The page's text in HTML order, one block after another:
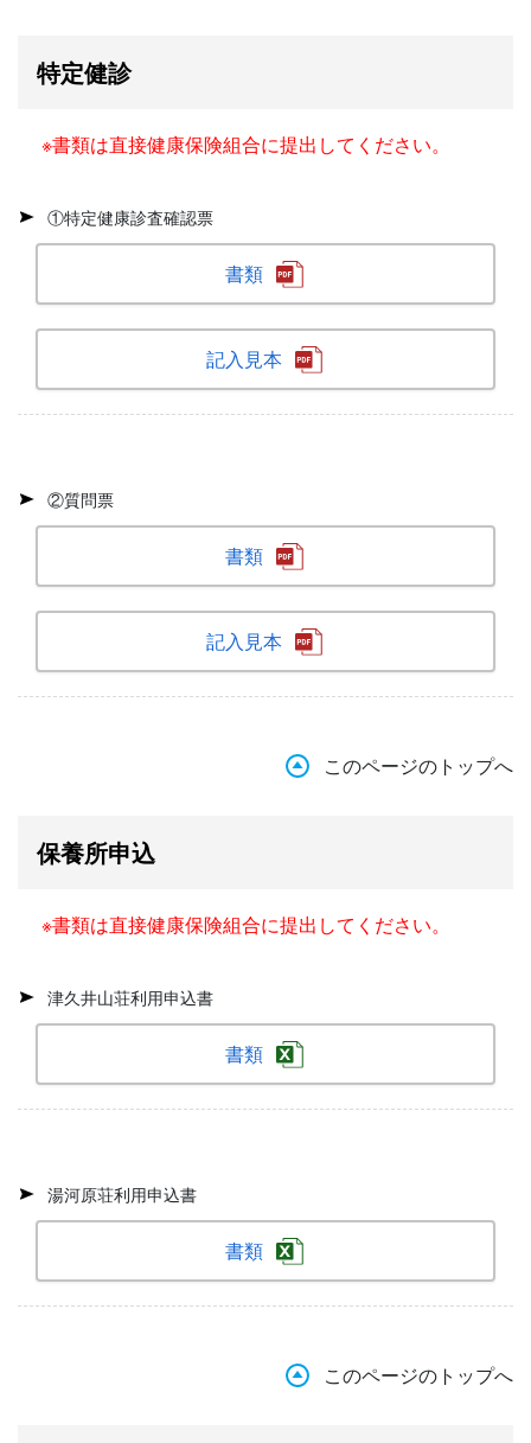
特定健診
※書類は直接健康保険組合に提出してください。
①特定健康診査確認票
書類
記入見本
②質問票
書類
記入見本
このページのトップへ
保養所申込
※書類は直接健康保険組合に提出してください。
津久井山荘利用申込書
書類
湯河原荘利用申込書
書類
このページのトップへ